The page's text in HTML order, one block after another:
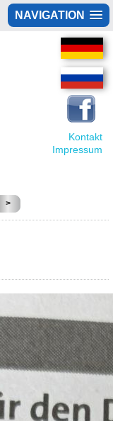
NAVIGATION
Kontakt
Impressum
>